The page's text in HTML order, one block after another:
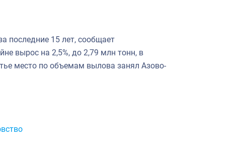
последние 15 лет, сообщает
вырос на 2,5%, до 2,79 млн тонн, в
место по объемам вылова занял Азово-